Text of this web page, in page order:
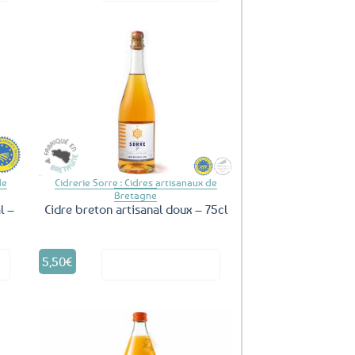
–
Cidrerie Sorre : Cidres artisanaux de
Bretagne
Cidre breton artisanal doux – 75cl
5,50€